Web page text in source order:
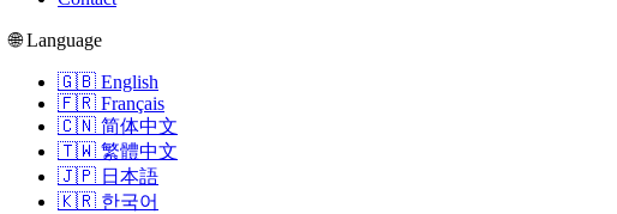
🌐 Language
🇬🇧 English
🇫🇷 Français
🇨🇳 简体中文
🇹🇼 繁體中文
🇯🇵 日本語
🇰🇷 한국어